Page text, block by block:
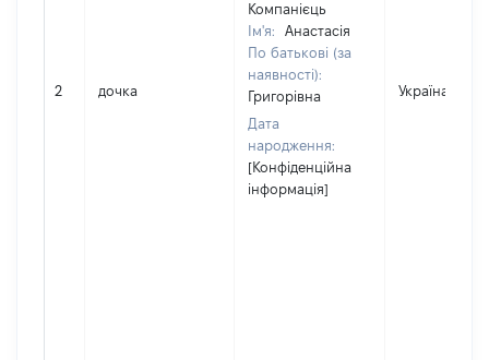
2 дочка
Компанієць
Ім'я:
Анастасія
По батькові (за
наявності):
Григорівна
Дата
народження:
[Конфіденційна
інформація]
Україна